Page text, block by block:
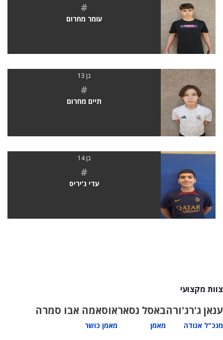
#
עומר מחרום
בן 13
#
תיים מחרום
בן 14
#
עדי ג'יריס
צוות מקצועי
ענאן ג'רג'ורה
מנכ"ל אגודה
באסל נסאר
מאמן
אוסאמה אבו סמרה
מאמן כושר